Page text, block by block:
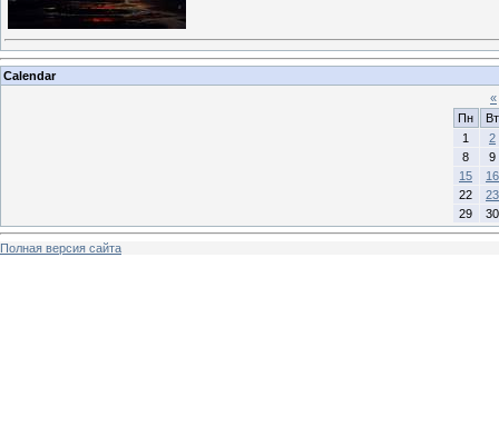
Calendar
«
Пн
Вт
1
2
8
9
15
16
22
23
29
30
Полная версия сайта